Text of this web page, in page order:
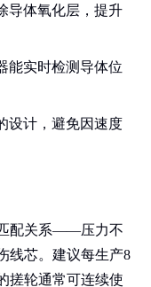
导体氧化层，提升
能实时检测导体位
设计，避免因速度
配关系——压力不
线芯。建议每生产8
搓轮通常可连续使